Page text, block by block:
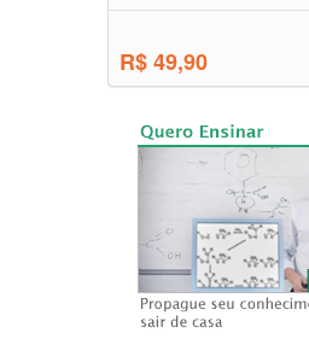
R$ 49,90